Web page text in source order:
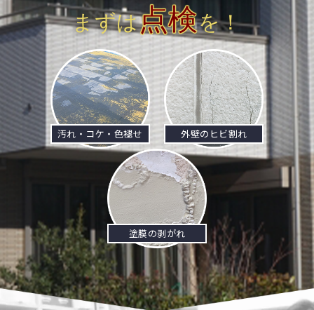
まずは点検を！
汚れ・コケ・色褪せ 外壁のヒビ割れ
塗膜の剥がれ